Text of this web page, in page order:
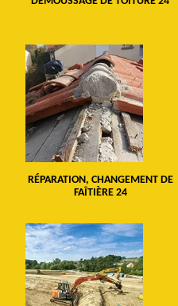
RÉPARATION, CHANGEMENT DE
FAÎTIÈRE 24